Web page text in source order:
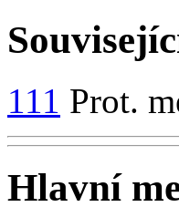
111 Prot.
Hlavní